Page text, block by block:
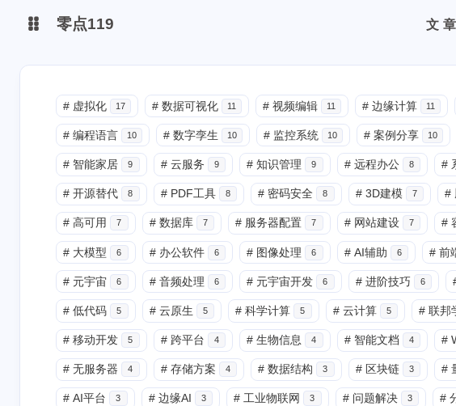
抖音
零点119 文章
# 虚拟化 17 # 数据可视化 11 # 视频编辑 11 # 边缘计算 11
# 编程语言 10 # 数字孪生 10 # 监控系统 10 # 案例分享 10
# 智能家居 9 # 云服务 9 # 知识管理 9 # 远程办公 8 #
# 开源替代 8 # PDF工具 8 # 密码安全 8 # 3D建模 7 #
# 高可用 7 # 数据库 7 # 服务器配置 7 # 网站建设 7 #
# 大模型 6 # 办公软件 6 # 图像处理 6 # AI辅助 6 # 前
# 元宇宙 6 # 音频处理 6 # 元宇宙开发 6 # 进阶技巧 6
# 低代码 5 # 云原生 5 # 科学计算 5 # 云计算 5 # 联邦
# 移动开发 5 # 跨平台 4 # 生物信息 4 # 智能文档 4 #
# 无服务器 4 # 存储方案 4 # 数据结构 3 # 区块链 3 #
# AI平台 3 # 边缘AI 3 # 工业物联网 3 # 问题解决 3 #